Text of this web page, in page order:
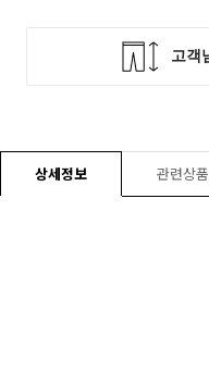
상세정보 관련상품